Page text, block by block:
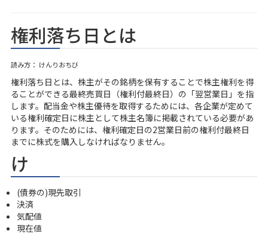
権利落ち日とは
読み方： けんりおちび
権利落ち日とは、株主がその銘柄を保有することで株主権利を得
ることができる最終売買日（権利付最終日）の「翌営業日」を指
します。配当金や株主優待を取得するためには、各企業が定めて
いる権利確定日に株主として株主名簿に掲載されている必要があ
ります。そのためには、権利確定日の2営業日前の権利付最終日
までに株式を購入しなければなりません。
け
(債券の)現先取引
決済
気配値
現在値